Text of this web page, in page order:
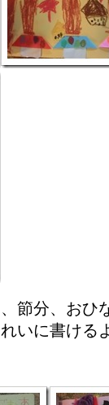
節分、おひ
いに書ける